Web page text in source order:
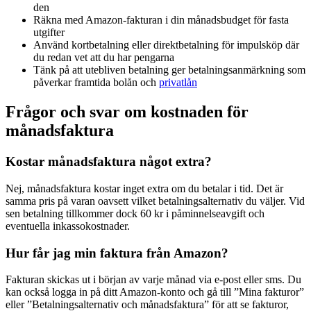
den
Räkna med Amazon-fakturan i din månadsbudget för fasta
utgifter
Använd kortbetalning eller direktbetalning för impulsköp där
du redan vet att du har pengarna
Tänk på att utebliven betalning ger betalningsanmärkning som
påverkar framtida bolån och privatlån
Frågor och svar om kostnaden för
månadsfaktura
Kostar månadsfaktura något extra?
Nej, månadsfaktura kostar inget extra om du betalar i tid. Det är
samma pris på varan oavsett vilket betalningsalternativ du väljer. Vid
sen betalning tillkommer dock 60 kr i påminnelseavgift och
eventuella inkassokostnader.
Hur får jag min faktura från Amazon?
Fakturan skickas ut i början av varje månad via e-post eller sms. Du
kan också logga in på ditt Amazon-konto och gå till ”Mina fakturor”
eller ”Betalningsalternativ och månadsfaktura” för att se fakturor,